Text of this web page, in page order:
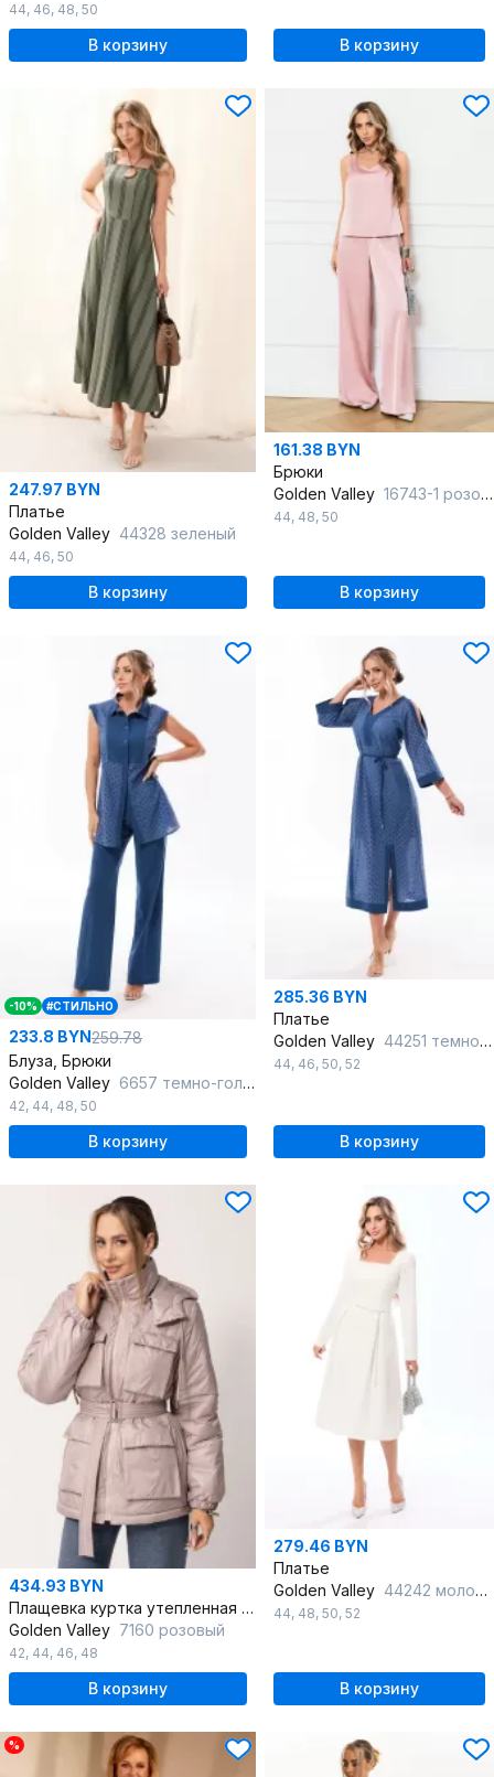
44, 46, 48, 50
В корзину В корзину
247.97 BYN
Платье
Golden Valley 44328 зеленый
44, 46, 50
В корзину
161.38 BYN
Брюки
Golden Valley 16743-1 розовый
44, 48, 50
В корзину
-10% #СТИЛЬНО
233.8 BYN259.78
Блуза, Брюки
Golden Valley 6657 темно-голубой
42, 44, 48, 50
В корзину
285.36 BYN
Платье
Golden Valley 44251 темно-голубой
44, 46, 50, 52
В корзину
434.93 BYN
Плащевка куртка утепленная с капюшоном и съемным поясом
Golden Valley 7160 розовый
42, 44, 46, 48
В корзину
279.46 BYN
Платье
Golden Valley 44242 молочный
44, 48, 50, 52
В корзину
%